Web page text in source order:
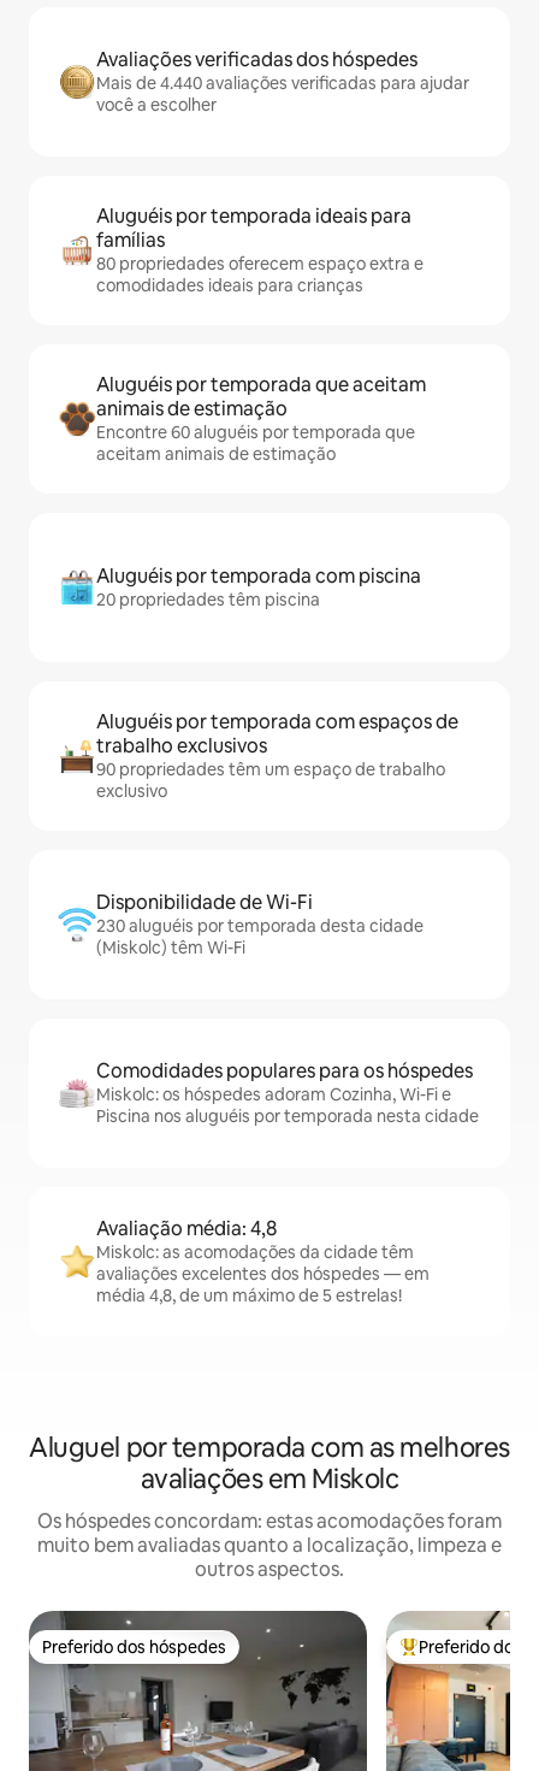
Avaliações verificadas dos hóspedes
Mais de 4.440 avaliações verificadas para ajudar
você a escolher
Aluguéis por temporada ideais para
famílias
80 propriedades oferecem espaço extra e
comodidades ideais para crianças
Aluguéis por temporada que aceitam
animais de estimação
Encontre 60 aluguéis por temporada que
aceitam animais de estimação
Aluguéis por temporada com piscina
20 propriedades têm piscina
Aluguéis por temporada com espaços de
trabalho exclusivos
90 propriedades têm um espaço de trabalho
exclusivo
Disponibilidade de Wi-Fi
230 aluguéis por temporada desta cidade
(Miskolc) têm Wi-Fi
Comodidades populares para os hóspedes
Miskolc: os hóspedes adoram Cozinha, Wi-Fi e
Piscina nos aluguéis por temporada nesta cidade
Avaliação média: 4,8
Miskolc: as acomodações da cidade têm
avaliações excelentes dos hóspedes — em
média 4,8, de um máximo de 5 estrelas!
Aluguel por temporada com as melhores
avaliações em Miskolc
Os hóspedes concordam: estas acomodações foram
muito bem avaliadas quanto a localização, limpeza e
outros aspectos.
Preferido dos hóspedes
Preferido dos hóspedes Entre os
Preferido dos